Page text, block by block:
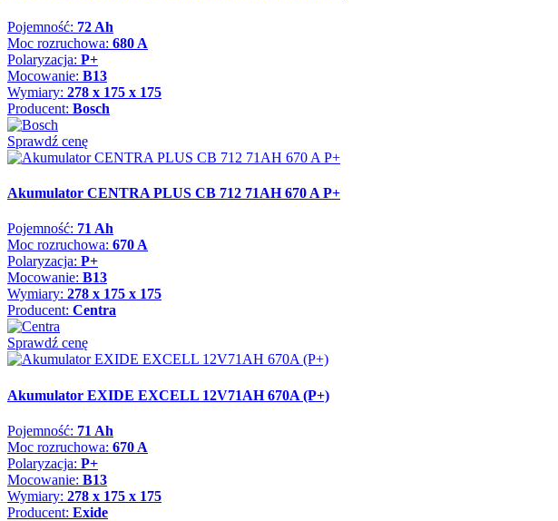
Pojemność: 72 Ah
Moc rozruchowa: 680 A
Polaryzacja: P+
Mocowanie: B13
Wymiary: 278 x 175 x 175
Producent: Bosch
Sprawdź cenę
Akumulator CENTRA PLUS CB 712 71AH 670 A P+
Pojemność: 71 Ah
Moc rozruchowa: 670 A
Polaryzacja: P+
Mocowanie: B13
Wymiary: 278 x 175 x 175
Producent: Centra
Sprawdź cenę
Akumulator EXIDE EXCELL 12V71AH 670A (P+)
Pojemność: 71 Ah
Moc rozruchowa: 670 A
Polaryzacja: P+
Mocowanie: B13
Wymiary: 278 x 175 x 175
Producent: Exide